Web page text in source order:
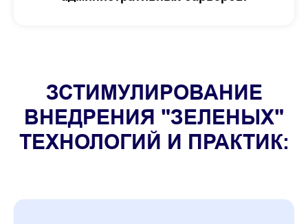
ЗСТИМУЛИРОВАНИЕ
ВНЕДРЕНИЯ "ЗЕЛЕНЫХ"
ТЕХНОЛОГИЙ И ПРАКТИК: